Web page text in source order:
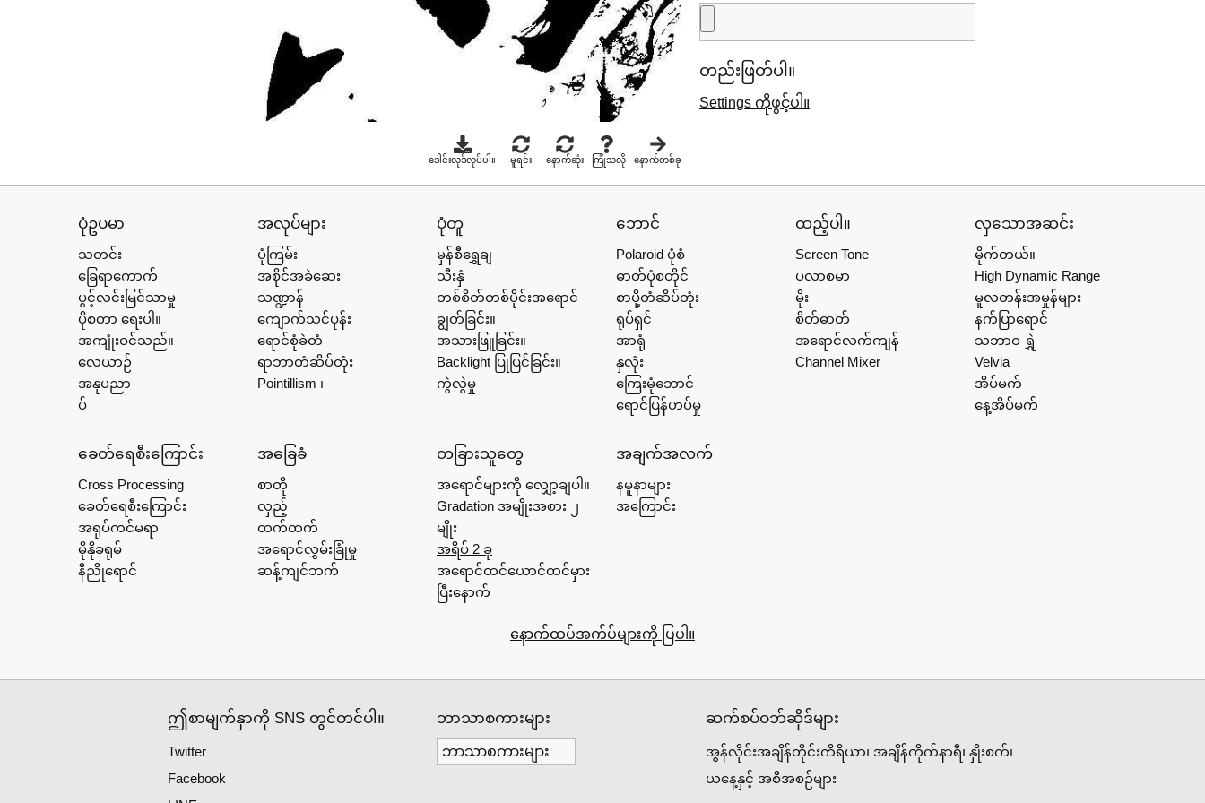
ဒေါင်းလုဒ်လုပ်ပါ။ မူရင်း နောက်ဆုံး ကြုံသလို နောက်တစ်ခု
တည်းဖြတ်ပါ။
Settings ကိုဖွင့်ပါ။
ပုံဥပမာ
သတင်း
ခြေရာကောက်
ပွင့်လင်းမြင်သာမှု
ပိုစတာ ရေးပါ။
အကျုံးဝင်သည်။
လေယာဉ်
အနုပညာ
ပ်
အလုပ်များ
ပုံကြမ်း
အစိုင်အခဲဆေး
သဏ္ဍာန်
ကျောက်သင်ပုန်း
ရောင်စုံခဲတံ
ရာဘာတံဆိပ်တုံး
Pointillism ၊
ပုံတူ
မှန်စီရွှေချ
သီးနှံ
တစ်စိတ်တစ်ပိုင်းအရောင်
ချွတ်ခြင်း။
အသားဖြူခြင်း။
Backlight ပြုပြင်ခြင်း။
ကွဲလွဲမှု
ဘောင်
Polaroid ပုံစံ
ဓာတ်ပုံစတိုင်
စာပို့တံဆိပ်တုံး
ရုပ်ရှင်
အာရုံ
နှလုံး
ကြေးမုံဘောင်
ရောင်ပြန်ဟပ်မှု
ထည့်ပါ။
Screen Tone
ပလာစမာ
မိုး
စိတ်ဓာတ်
အရောင်လက်ကျန်
Channel Mixer
လှသောအဆင်း
မိုက်တယ်။
High Dynamic Range
မူလတန်းအမှုန်များ
နက်ပြာရောင်
သဘာဝ ရွှဲ
Velvia
အိပ်မက်
နေ့အိပ်မက်
ခေတ်ရေစီးကြောင်း
Cross Processing
ခေတ်ရေစီးကြောင်း
အရုပ်ကင်မရာ
မိုနိုခရုမ်
နီညိုရောင်
အခြေခံ
စာတို
လှည့်
ထက်ထက်
အရောင်လွှမ်းခြုံမှု
ဆန့်ကျင်ဘက်
တခြားသူတွေ
အရောင်များကို လျှော့ချပါ။
Gradation အမျိုးအစား ၂
မျိုး
အရိပ် 2 ခု
အရောင်ထင်ယောင်ထင်မှား
ပြီးနောက်
အချက်အလက်
နမူနာများ
အကြောင်း
နောက်ထပ်အက်ပ်များကို ပြပါ။
ဤစာမျက်နှာကို SNS တွင်တင်ပါ။
Twitter
Facebook
ဘာသာစကားများ ဆက်စပ်ဝဘ်ဆိုဒ်များ
အွန်လိုင်းအချိန်တိုင်းကိရိယာ၊ အချိန်ကိုက်နာရီ၊ နှိုးစက်၊
ယနေ့နှင့် အစီအစဉ်များ